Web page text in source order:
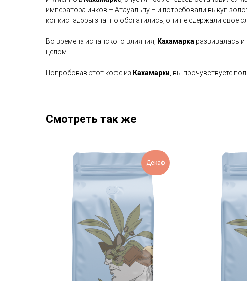
императора инков – Атауальпу – и потребовали выкуп
конкистадоры знатно обогатились, они не сдержали свое
Во времена испанского влияния, Кахамарка развивалась и
целом.
Попробовав этот кофе из Кахамарки, вы прочувствуете
Смотреть так же
Декаф